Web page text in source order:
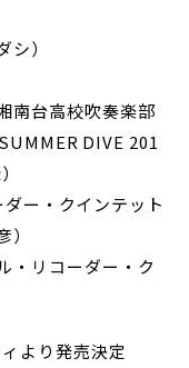
）
南台高校吹奏楽部
DIVE 201
ー・クインテット
・リコーダー・ク
より発売決定